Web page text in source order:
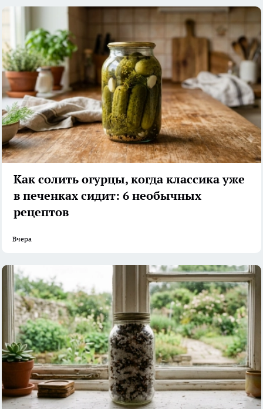
Как солить огурцы, когда классика уже
в печенках сидит: 6 необычных
рецептов
Вчера